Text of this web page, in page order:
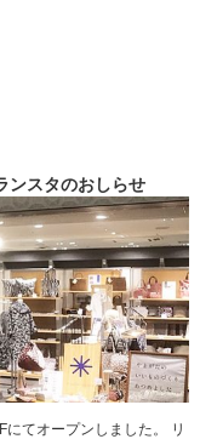
ンスタのおしらせ
てオープンしました。 リ